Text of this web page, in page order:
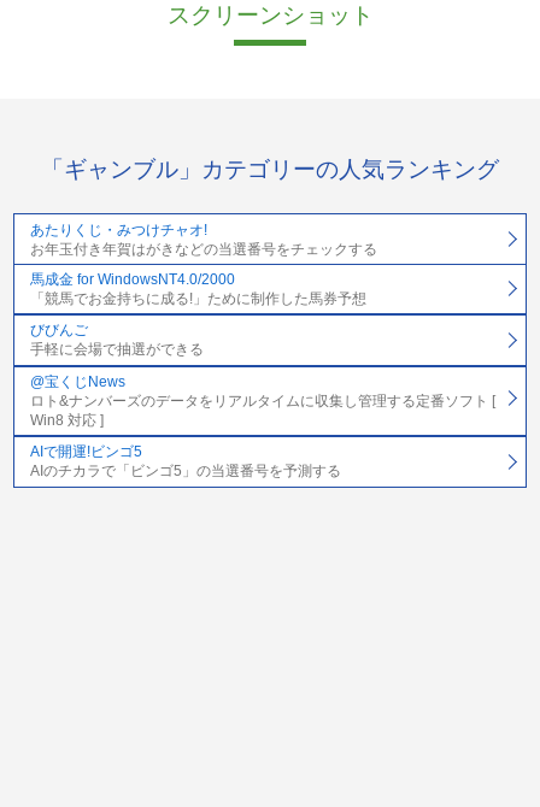
スクリーンショット
「ギャンブル」カテゴリーの人気ランキング
あたりくじ・みつけチャオ!
お年玉付き年賀はがきなどの当選番号をチェックする
馬成金 for WindowsNT4.0/2000
「競馬でお金持ちに成る!」ために制作した馬券予想
びびんご
手軽に会場で抽選ができる
@宝くじNews
ロト&ナンバーズのデータをリアルタイムに収集し管理する定番ソフト [
Win8 対応 ]
AIで開運!ビンゴ5
AIのチカラで「ビンゴ5」の当選番号を予測する